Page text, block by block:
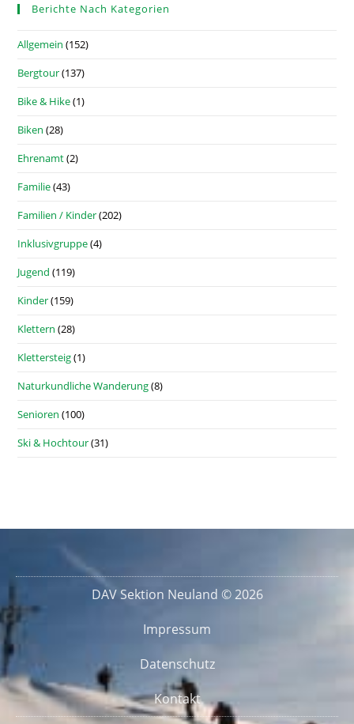
Berichte Nach Kategorien
Allgemein (152)
Bergtour(137)
Bike & Hike(1)
Biken (28)
Ehrenamt(2)
Familie(43)
Familien / Kinder(202)
Inklusivgruppe(4)
Jugend (119)
Kinder(159)
Klettern (28)
Klettersteig(1)
Naturkundliche Wanderung(8)
Senioren (100)
Ski & Hochtour(31)
DAV Sektion Neuland © 2026
Impressum
Datenschutz
Kontakt